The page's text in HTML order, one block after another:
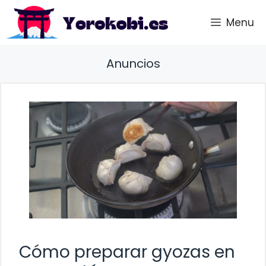
Saltar
contenido
Menu
Anuncios
Cómo preparar gyozas en